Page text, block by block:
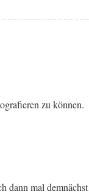
zu können.
dann mal